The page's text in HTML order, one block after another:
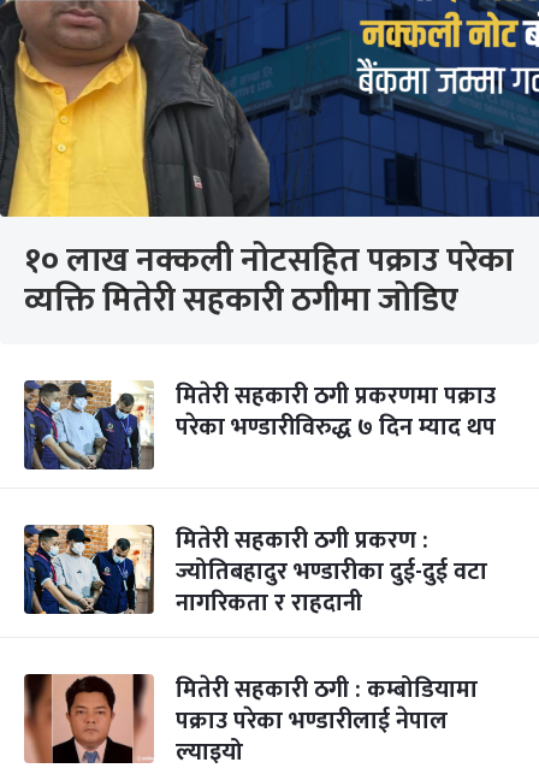
१० लाख नक्कली नोटसहित पक्राउ परेका
व्यक्ति मितेरी सहकारी ठगीमा जोडिए
मितेरी सहकारी ठगी प्रकरणमा पक्राउ
परेका भण्डारीविरुद्ध ७ दिन म्याद थप
मितेरी सहकारी ठगी प्रकरण :
ज्योतिबहादुर भण्डारीका दुई-दुई वटा
नागरिकता र राहदानी
मितेरी सहकारी ठगी : कम्बोडियामा
पक्राउ परेका भण्डारीलाई नेपाल
ल्याइयो